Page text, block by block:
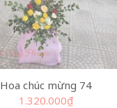
Hoa chúc mừng 74
1.320.000₫